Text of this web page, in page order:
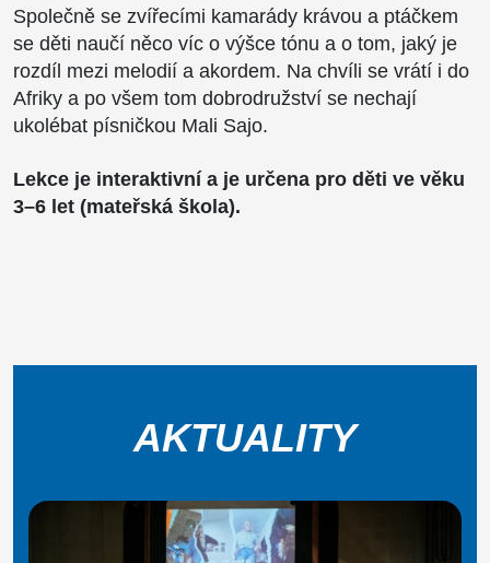
Společně se zvířecími kamarády krávou a ptáčkem
se děti naučí něco víc o výšce tónu a o tom, jaký je
rozdíl mezi melodií a akordem. Na chvíli se vrátí i do
Afriky a po všem tom dobrodružství se nechají
ukolébat písničkou Mali Sajo.
Lekce je interaktivní a je určena pro děti ve věku
3–6 let (mateřská škola).
AKTUALITY